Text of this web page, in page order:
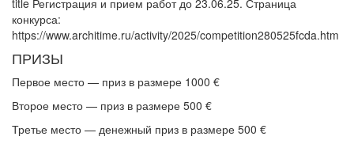
title Регистрация и прием работ до 23.06.25. Страница
конкурса:
https://www.architime.ru/activity/2025/competition280525fcda.htm
ПРИЗЫ
Первое место — приз в размере 1000 €
Второе место — приз в размере 500 €
Третье место — денежный приз в размере 500 €